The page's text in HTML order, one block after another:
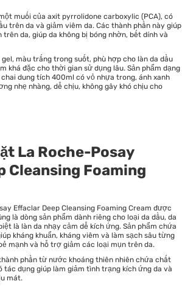
muối của axit pyrrolidone carboxylic (PCA), có
trên da và giảm viêm da. Các thành phần này giúp
trên da, giúp da không bị bóng nhờn, bết dính và
màu trắng trong suốt, phù hợp cho làn da dầu
khá đặc cho thời gian sử dụng lâu. Sản phẩm dạng
dung tích 400ml có vỏ nhựa trong, ánh xanh
nhẹ nhàng, dễ chịu, không gây khó chịu cho
La Roche-Posay
Cleansing Foaming
Effaclar Deep Cleansing Foaming Cream được
là dòng sản phẩm dành riêng cho loại da dầu, da
là làn da nhạy cảm dễ kích ứng. Sản phẩm chứa
kháng khuẩn, kháng viêm và làm sạch sâu từng
mạnh và hỗ trợ giảm các loại mụn trên da.
phần từ nước khoáng thiên nhiên chứa chất
tác dụng giúp làm giảm tình trạng kích ứng da và
mát.